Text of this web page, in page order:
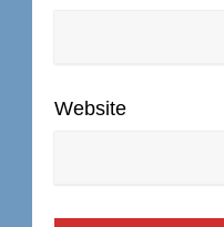
Website